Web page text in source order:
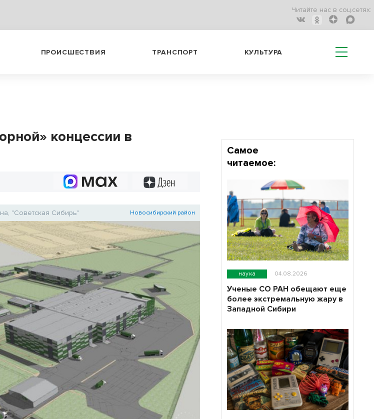
Читайте нас в соц.сетях:
ПРОИСШЕСТВИЯ ТРАНСПОРТ КУЛЬТУРА
концессии в
"Советская Сибирь" Новосибирский район
Самое
читаемое:
наука 04.08.2026
Ученые СО РАН обещают еще
более экстремальную жару в
Западной Сибири